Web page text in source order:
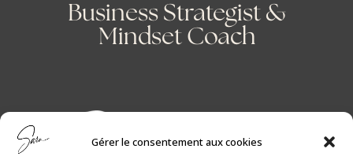
Gérer le consentement aux cookies
Business Strategist &
Mindset Coach